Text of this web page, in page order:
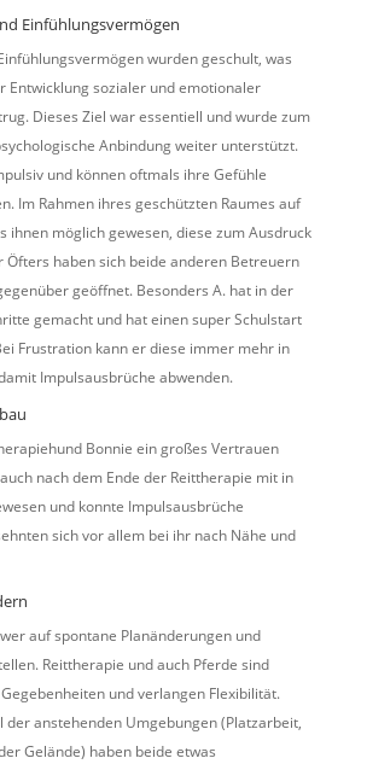
Einfühlungsvermögen
wurden geschult, was
Entwicklung sozialer und emotionaler
Dieses Ziel war essentiell und wurde zum
Anbindung weiter unterstützt.
und können oftmals ihre Gefühle
Im Rahmen ihres geschützten Raumes auf
ihnen möglich gewesen, diese zum Ausdruck
Öfters haben sich beide anderen Betreuern
geöffnet. Besonders A. hat in der
gemacht und hat einen super Schulstart
Frustration kann er diese immer mehr in
Impulsausbrüche abwenden.
Bonnie ein großes Vertrauen
nach dem Ende der Reittherapie mit in
und konnte Impulsausbrüche
sich vor allem bei ihr nach Nähe und
auf spontane Planänderungen und
Reittherapie und auch Pferde sind
und verlangen Flexibilität.
der anstehenden Umgebungen (Platzarbeit,
Gelände) haben beide etwas